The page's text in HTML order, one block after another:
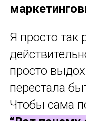
Я просто так
просто
перестала
Чтобы сама